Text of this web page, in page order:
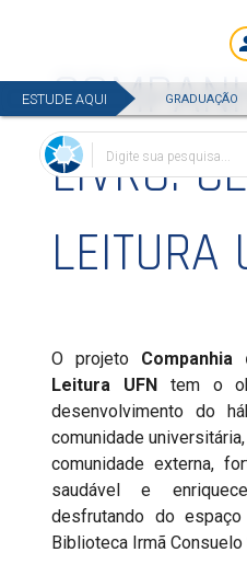
Digite sua pesquisa...
ESTUDE AQUI GRADUAÇÃO
LIVRO:
LEITURA
O projeto
Leitura UFNtem o
desenvolvimento do
comunidade
comunidade externa,
saudável e
desfrutando do
Biblioteca Irmã